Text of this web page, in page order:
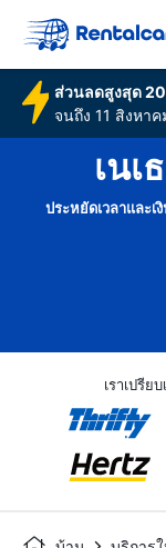
ส่วนลดสูงสุด
จนถึง 11 สิงหา
เนเ
ประหยัดเวลาและเ
เราเปรี